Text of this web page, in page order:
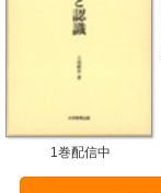
1巻配信中